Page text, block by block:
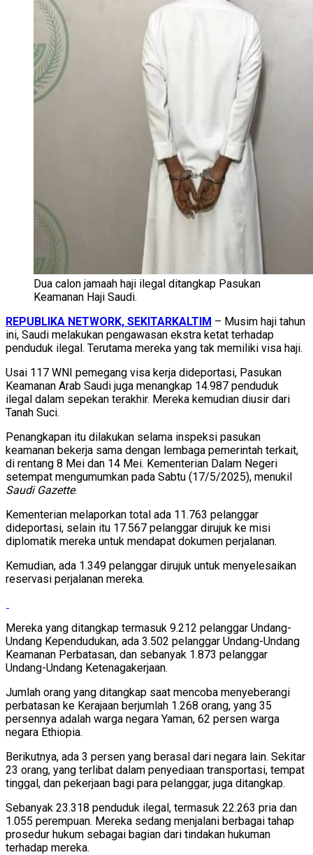
Dua calon jamaah haji ilegal ditangkap Pasukan
Keamanan Haji Saudi.
REPUBLIKA NETWORK, SEKITARKALTIM – Musim haji tahun
ini, Saudi melakukan pengawasan ekstra ketat terhadap
penduduk ilegal. Terutama mereka yang tak memiliki visa haji.
Usai 117 WNI pemegang visa kerja dideportasi, Pasukan
Keamanan Arab Saudi juga menangkap 14.987 penduduk
ilegal dalam sepekan terakhir. Mereka kemudian diusir dari
Tanah Suci.
Penangkapan itu dilakukan selama inspeksi pasukan
keamanan bekerja sama dengan lembaga pemerintah terkait,
di rentang 8 Mei dan 14 Mei. Kementerian Dalam Negeri
setempat mengumumkan pada Sabtu (17/5/2025), menukil
Saudi Gazette.
Kementerian melaporkan total ada 11.763 pelanggar
dideportasi, selain itu 17.567 pelanggar dirujuk ke misi
diplomatik mereka untuk mendapat dokumen perjalanan.
Kemudian, ada 1.349 pelanggar dirujuk untuk menyelesaikan
reservasi perjalanan mereka.
Mereka yang ditangkap termasuk 9.212 pelanggar Undang-
Undang Kependudukan, ada 3.502 pelanggar Undang-Undang
Keamanan Perbatasan, dan sebanyak 1.873 pelanggar
Undang-Undang Ketenagakerjaan.
Jumlah orang yang ditangkap saat mencoba menyeberangi
perbatasan ke Kerajaan berjumlah 1.268 orang, yang 35
persennya adalah warga negara Yaman, 62 persen warga
negara Ethiopia.
Berikutnya, ada 3 persen yang berasal dari negara lain. Sekitar
23 orang, yang terlibat dalam penyediaan transportasi, tempat
tinggal, dan pekerjaan bagi para pelanggar, juga ditangkap.
Sebanyak 23.318 penduduk ilegal, termasuk 22.263 pria dan
1.055 perempuan. Mereka sedang menjalani berbagai tahap
prosedur hukum sebagai bagian dari tindakan hukuman
terhadap mereka.